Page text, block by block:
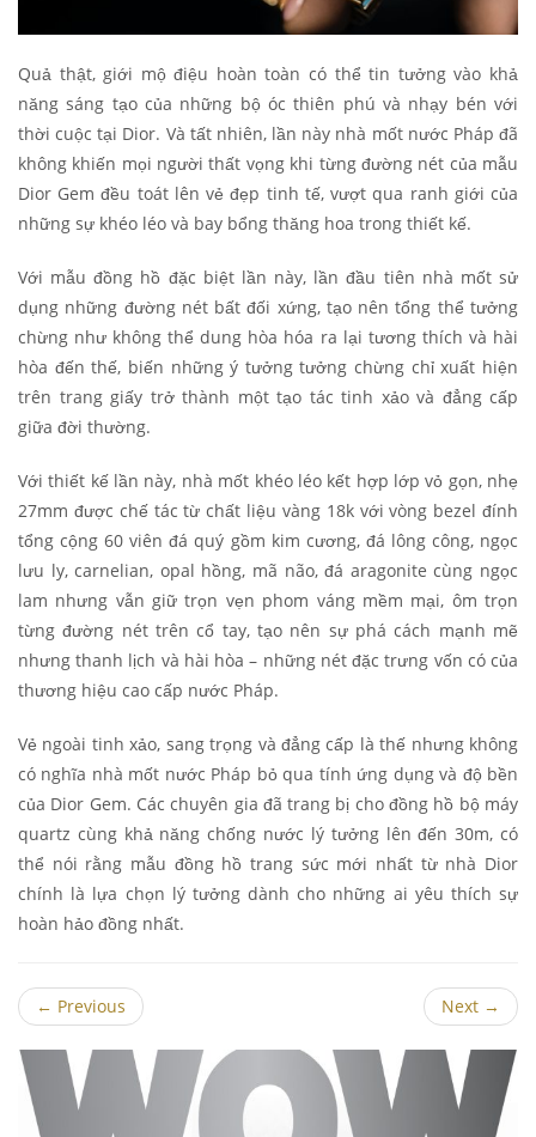
Quả thật, giới mộ điệu hoàn toàn có thể tin tưởng vào khả
năng sáng tạo của những bộ óc thiên phú và nhạy bén với
thời cuộc tại Dior. Và tất nhiên, lần này nhà mốt nước Pháp đã
không khiến mọi người thất vọng khi từng đường nét của mẫu
Dior Gem đều toát lên vẻ đẹp tinh tế, vượt qua ranh giới của
những sự khéo léo và bay bổng thăng hoa trong thiết kế.
Với mẫu đồng hồ đặc biệt lần này, lần đầu tiên nhà mốt sử
dụng những đường nét bất đối xứng, tạo nên tổng thể tưởng
chừng như không thể dung hòa hóa ra lại tương thích và hài
hòa đến thế, biến những ý tưởng tưởng chừng chỉ xuất hiện
trên trang giấy trở thành một tạo tác tinh xảo và đẳng cấp
giữa đời thường.
Với thiết kế lần này, nhà mốt khéo léo kết hợp lớp vỏ gọn, nhẹ
27mm được chế tác từ chất liệu vàng 18k với vòng bezel đính
tổng cộng 60 viên đá quý gồm kim cương, đá lông công, ngọc
lưu ly, carnelian, opal hồng, mã não, đá aragonite cùng ngọc
lam nhưng vẫn giữ trọn vẹn phom váng mềm mại, ôm trọn
từng đường nét trên cổ tay, tạo nên sự phá cách mạnh mẽ
nhưng thanh lịch và hài hòa – những nét đặc trưng vốn có của
thương hiệu cao cấp nước Pháp.
Vẻ ngoài tinh xảo, sang trọng và đẳng cấp là thế nhưng không
có nghĩa nhà mốt nước Pháp bỏ qua tính ứng dụng và độ bền
của Dior Gem. Các chuyên gia đã trang bị cho đồng hồ bộ máy
quartz cùng khả năng chống nước lý tưởng lên đến 30m, có
thể nói rằng mẫu đồng hồ trang sức mới nhất từ nhà Dior
chính là lựa chọn lý tưởng dành cho những ai yêu thích sự
hoàn hảo đồng nhất.
← Previous Next →